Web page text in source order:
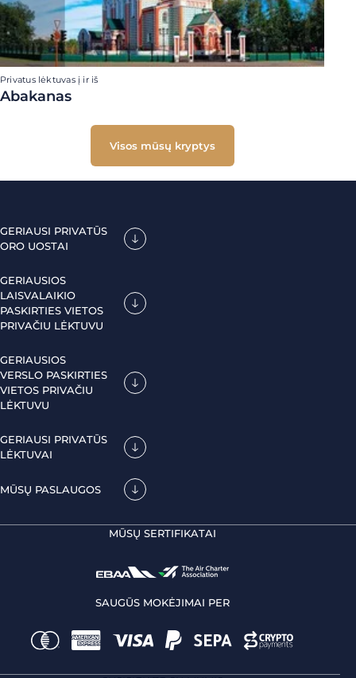
Privatus lėktuvas į ir iš
Abakanas
Visos mūsų kryptys
GERIAUSI PRIVATŪS
ORO UOSTAI
GERIAUSIOS
LAISVALAIKIO
PASKIRTIES VIETOS
PRIVAČIU LĖKTUVU
GERIAUSIOS
VERSLO PASKIRTIES
VIETOS PRIVAČIU
LĖKTUVU
GERIAUSI PRIVATŪS
LĖKTUVAI
MŪSŲ PASLAUGOS
MŪSŲ SERTIFIKATAI
SAUGŪS MOKĖJIMAI PER